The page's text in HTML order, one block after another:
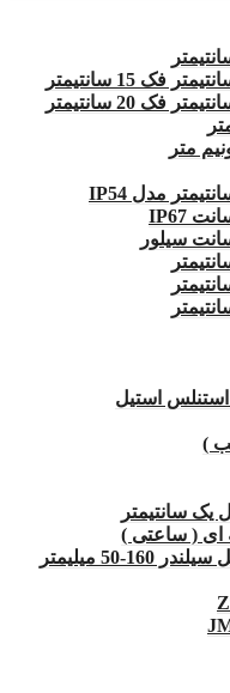
متر
)
سانتیمتر
( ساعتی )
50 میلیمتر